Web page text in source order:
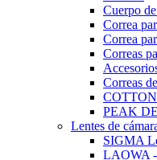
Cuerpo
Correa
Correa
Correas
Correas
PEAK
Lentes de
SIGMA
LAOWA